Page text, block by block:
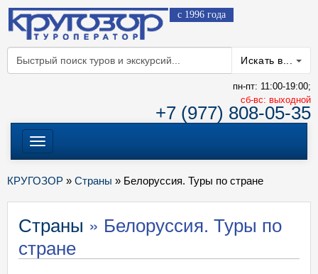
с 1996 года
Искать в...
пн-пт: 11:00-19:00;
cб-вс: выходной
+7 (977) 808-05-35
Меню
КРУГОЗОР » Страны » Белоруссия. Туры по стране
Страны » Белоруссия. Туры по
стране